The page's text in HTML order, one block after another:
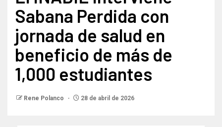
Sabana Perdida con
jornada de salud en
beneficio de más de
1,000 estudiantes
Rene Polanco 28 de abril de 2026